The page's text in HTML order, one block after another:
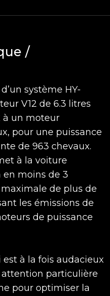
/
système HY-
V12 de 6.3 litres
à un moteur
pour une puissance
de 963 chevaux.
à la voiture
en moins de 3
de plus de
les émissions de
de puissance
est à la fois audacieux
particulière
pour optimiser la